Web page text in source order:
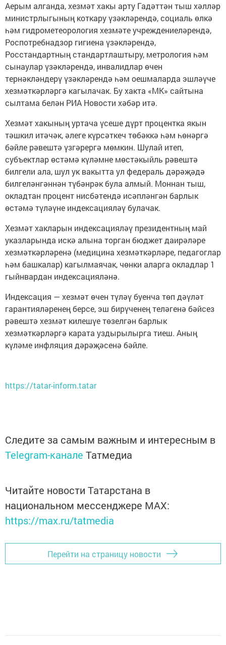
Аерым алганда, хезмәт хакы арту Гадәттән тыш хәлләр
министрлыгының коткару үзәкләрендә, социаль өлкә
һәм гидрометеорология хезмәте учреждениеләрендә,
Роспотребнадзор гигиена үзәкләрендә,
Росстандартның стандартлаштыру, метрология һәм
сынаулар үзәкләрендә, инвалидлар өчен
тернәкләндерү үзәкләрендә һәм оешмаларда эшләүче
хезмәткәрләргә кагылачак. Бу хакта «МК» сайтына
сылтама белән РИА Новости хәбәр итә.
Хезмәт хакының уртача үсеше дүрт процентка якын
тәшкил итәчәк, әлеге күрсәткеч төбәккә һәм һөнәргә
бәйле рәвештә үзгәрергә мөмкин. Шулай итеп,
субъектлар өстәмә күләмне мөстәкыйль рәвештә
билгели ала, шул ук вакытта ул федераль дәрәҗәдә
билгеләнгәннән түбәнрәк була алмый. Моннан тыш,
окладтан процент нисбәтендә исәпләнгән барлык
өстәмә түләүне индексацияләү булачак.
Хезмәт хакларын индексацияләү президентның май
указларында искә алына торган бюджет даирәләре
хезмәткәрләренә (медицина хезмәткәрләре, педагоглар
һәм башкалар) кагылмаячак, чөнки аларга окладлар 1
гыйнвардан индексацияләнә.
Индексация — хезмәт өчен түләү буенча төп дәүләт
гарантияләренең берсе, эш бирүченең теләгенә бәйсез
рәвештә хезмәт килешүе төзелгән барлык
хезмәткәрләргә карата уздырылырга тиеш. Аның
күләме инфляция дәрәҗәсенә бәйле.
https://tatar-inform.tatar
Следите за самым важным и интересным в
Telegram-канале Татмедиа
Читайте новости Татарстана в
национальном мессенджере MАХ:
https://max.ru/tatmedia
Перейти на страницу новости